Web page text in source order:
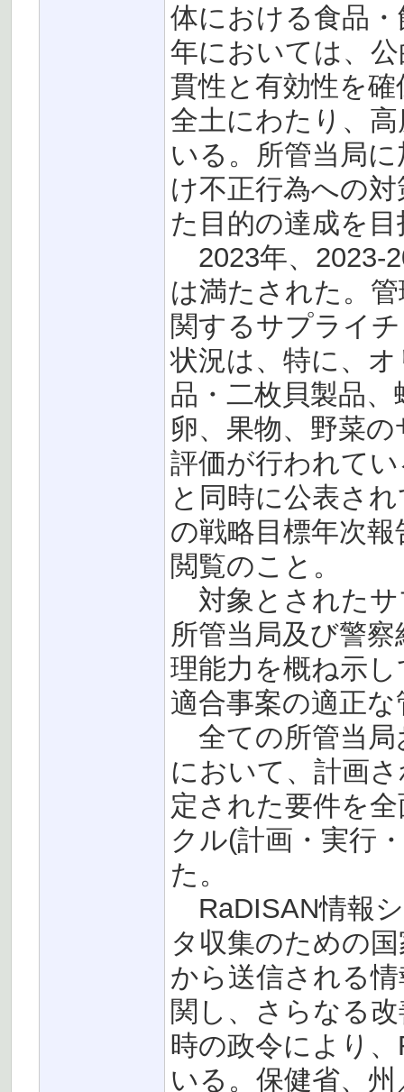
体における食品
年においては、
貫性と有効性を
全土にわたり、
いる。所管当局
け不正行為への
た目的の達成を
2023年、2023-
は満たされた。
関するサプライ
状況は、特に、
品・二枚貝製品
卵、果物、野菜
評価が行われて
と同時に公表さ
の戦略目標年次
閲覧のこと。
対象とされたサ
所管当局及び警
理能力を概ね示
適合事案の適正
全ての所管当局
において、計画
定された要件を
クル(計画・実行
た。
RaDISAN情報
タ収集のための
から送信される
関し、さらなる
時の政令により
いる。保健省、